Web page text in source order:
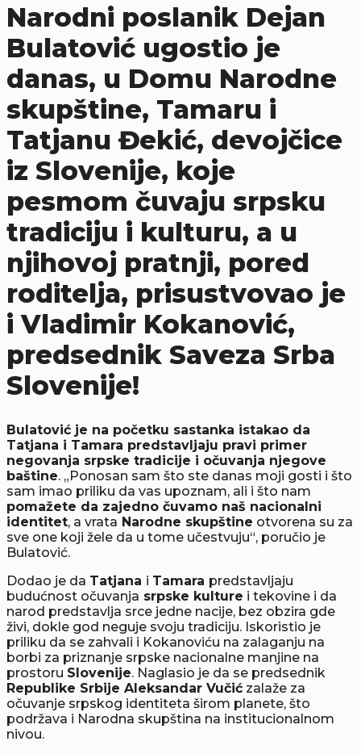
Narodni poslanik Dejan
Bulatović ugostio je
danas, u Domu Narodne
skupštine, Tamaru i
Tatjanu Đekić, devojčice
iz Slovenije, koje
pesmom čuvaju srpsku
tradiciju i kulturu, a u
njihovoj pratnji, pored
roditelja, prisustvovao je
i Vladimir Kokanović,
predsednik Saveza Srba
Slovenije!
Bulatović je na početku sastanka istakao da
Tatjana i Tamara predstavljaju pravi primer
negovanja srpske tradicije i očuvanja njegove
baštine. „Ponosan sam što ste danas moji gosti i što
sam imao priliku da vas upoznam, ali i što nam
pomažete da zajedno čuvamo naš nacionalni
identitet, a vrata Narodne skupštine otvorena su za
sve one koji žele da u tome učestvuju“, poručio je
Bulatović.
Dodao je da Tatjana i Tamara predstavljaju
budućnost očuvanja srpske kulture i tekovine i da
narod predstavlja srce jedne nacije, bez obzira gde
živi, dokle god neguje svoju tradiciju. Iskoristio je
priliku da se zahvali i Kokanoviću na zalaganju na
borbi za priznanje srpske nacionalne manjine na
prostoru Slovenije. Naglasio je da se predsednik
Republike Srbije Aleksandar Vučić zalaže za
očuvanje srpskog identiteta širom planete, što
podržava i Narodna skupština na institucionalnom
nivou.